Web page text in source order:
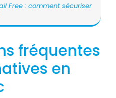
Free : comment sécuriser
fréquentes
en